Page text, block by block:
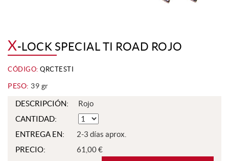
X-LOCK SPECIAL TI ROAD ROJO
CÓDIGO: QRCTESTI
PESO: 39 gr
DESCRIPCIÓN:
Rojo
CANTIDAD:
ENTREGA EN:
2-3 días aprox.
PRECIO:
61,00 €